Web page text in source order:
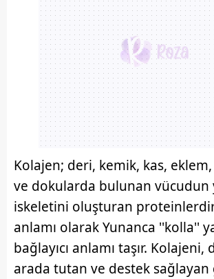
Kolajen; deri, kemik, kas,
ve dokularda bulunan vücudun
iskeletini oluşturan
anlamı olarak Yunanca ''kolla''
bağlayıcı anlamı taşır. Kolajeni,
arada tutan ve destek